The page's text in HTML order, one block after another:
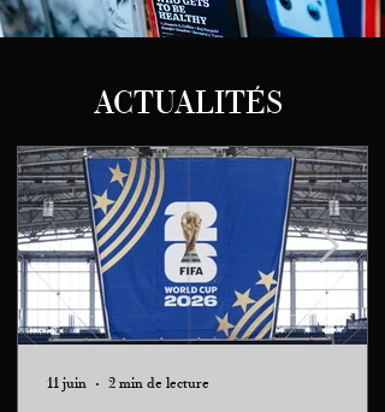
ACTUALITÉS
11 juin 2 min de lecture